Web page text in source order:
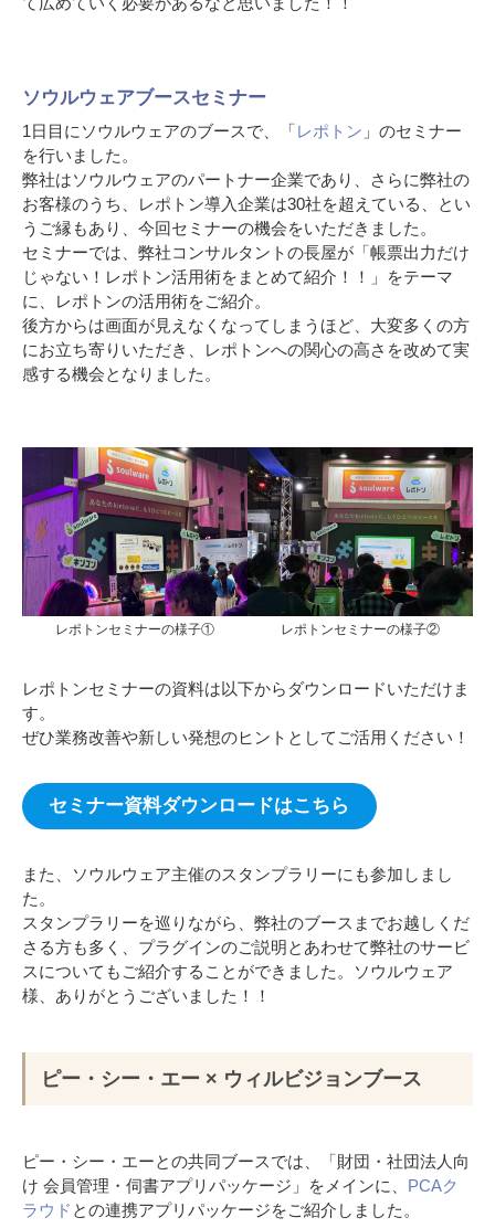
ソウルウェアブースセミナー
1日目にソウルウェアのブースで、「レポトン 」のセミナー
を行いました。
弊社はソウルウェアのパートナー企業であり、さらに弊社の
お客様のうち、レポトン導入企業は30社を超えている、とい
うご縁もあり、今回セミナーの機会をいただきました。
セミナーでは、弊社コンサルタントの長屋が「帳票出力だけ
じゃない！レポトン活用術をまとめて紹介！！」をテーマ
に、レポトンの活用術をご紹介。
後方からは画面が見えなくなってしまうほど、大変多くの方
にお立ち寄りいただき、レポトンへの関心の高さを改めて実
感する機会となりました。
レポトンセミナーの様子① レポトンセミナーの様子②
レポトンセミナーの資料は以下からダウンロードいただけま
す。
ぜひ業務改善や新しい発想のヒントとしてご活用ください！
セミナー資料ダウンロードはこちら
また、ソウルウェア主催のスタンプラリーにも参加しまし
た。
スタンプラリーを巡りながら、弊社のブースまでお越しくだ
さる方も多く、プラグインのご説明とあわせて弊社のサービ
スについてもご紹介することができました。ソウルウェア
様、ありがとうございました！！
ピー・シー・エー × ウィルビジョンブース
ピー・シー・エーとの共同ブースでは、「財団・社団法人向
け 会員管理・伺書アプリパッケージ」をメインに、 PCAク
ラウド との連携アプリパッケージをご紹介しました。